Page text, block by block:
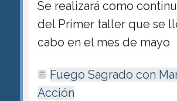
Se realizará como
del Primer taller que se
cabo en el mes de mayo
Fuego Sagrado con
Acción